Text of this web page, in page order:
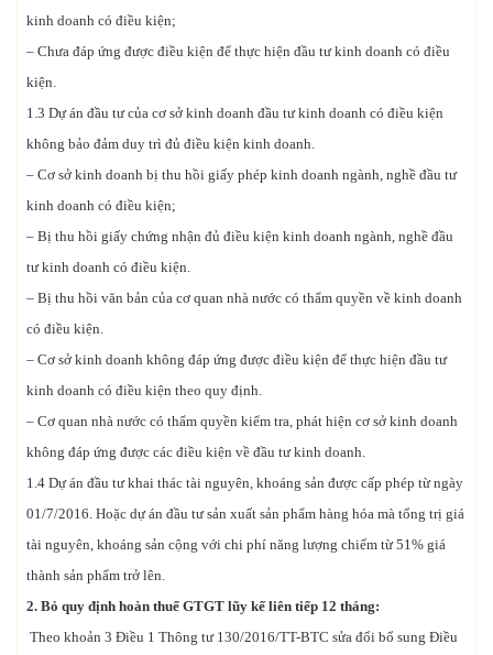
kinh doanh có điều kiện;
– Chưa đáp ứng được điều kiện để thực hiện đầu tư kinh doanh có điều
kiện.
1.3 Dự án đầu tư của cơ sở kinh doanh đầu tư kinh doanh có điều kiện
không bảo đảm duy trì đủ điều kiện kinh doanh.
– Cơ sở kinh doanh bị thu hồi giấy phép kinh doanh ngành, nghề đầu tư
kinh doanh có điều kiện;
– Bị thu hồi giấy chứng nhận đủ điều kiện kinh doanh ngành, nghề đầu
tư kinh doanh có điều kiện.
– Bị thu hồi văn bản của cơ quan nhà nước có thẩm quyền về kinh doanh
có điều kiện.
– Cơ sở kinh doanh không đáp ứng được điều kiện để thực hiện đầu tư
kinh doanh có điều kiện theo quy định.
– Cơ quan nhà nước có thẩm quyền kiểm tra, phát hiện cơ sở kinh doanh
không đáp ứng được các điều kiện về đầu tư kinh doanh.
1.4 Dự án đầu tư khai thác tài nguyên, khoáng sản được cấp phép từ ngày
01/7/2016. Hoặc dự án đầu tư sản xuất sản phẩm hàng hóa mà tổng trị giá
tài nguyên, khoáng sản cộng với chi phí năng lượng chiếm từ 51% giá
thành sản phẩm trở lên.
2. Bỏ quy định hoàn thuế GTGT lũy kế liên tiếp 12 tháng:
Theo khoản 3 Điều 1 Thông tư 130/2016/TT-BTC sửa đổi bổ sung Điều